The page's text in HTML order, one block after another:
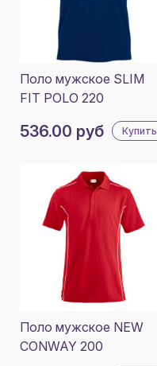
Поло мужское SLIM
FIT POLO 220
536.00 руб Купить
Поло мужское NEW
CONWAY 200